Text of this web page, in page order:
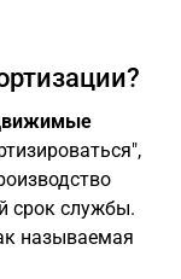
срок службы.
называемая